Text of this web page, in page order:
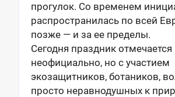
прогулок. Со временем
распространилась по всей
позже — и за ее пределы.
Сегодня праздник отмечается
неофициально, но с участием
экозащитников, ботаников,
просто неравнодушных к